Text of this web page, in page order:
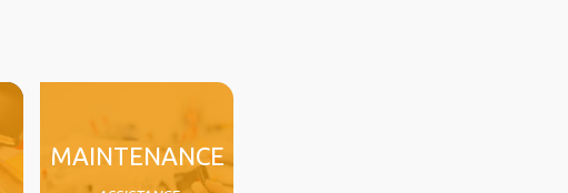
MAINTENANCE